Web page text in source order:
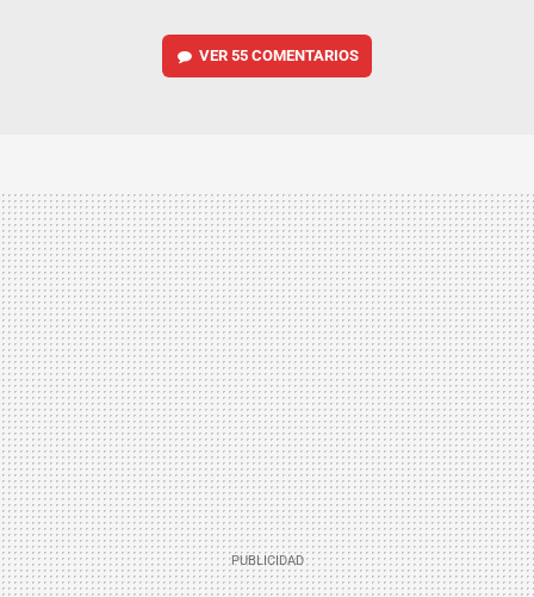
VER 55 COMENTARIOS